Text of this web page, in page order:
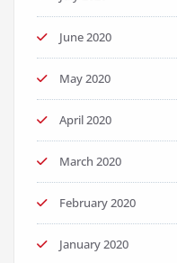
June 2020
May 2020
April 2020
March 2020
February 2020
January 2020